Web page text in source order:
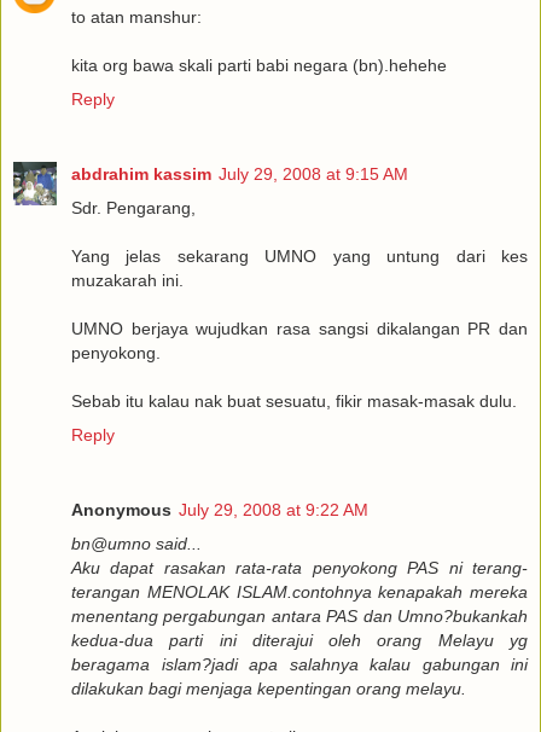
to atan manshur:
kita org bawa skali parti babi negara (bn).hehehe
Reply
abdrahim kassim July 29, 2008 at 9:15 AM
Sdr. Pengarang,
Yang jelas sekarang UMNO yang untung dari kes
muzakarah ini.
UMNO berjaya wujudkan rasa sangsi dikalangan PR dan
penyokong.
Sebab itu kalau nak buat sesuatu, fikir masak-masak dulu.
Reply
Anonymous July 29, 2008 at 9:22 AM
bn@umno said...
Aku dapat rasakan rata-rata penyokong PAS ni terang-
terangan MENOLAK ISLAM.contohnya kenapakah mereka
menentang pergabungan antara PAS dan Umno?bukankah
kedua-dua parti ini diterajui oleh orang Melayu yg
beragama islam?jadi apa salahnya kalau gabungan ini
dilakukan bagi menjaga kepentingan orang melayu.